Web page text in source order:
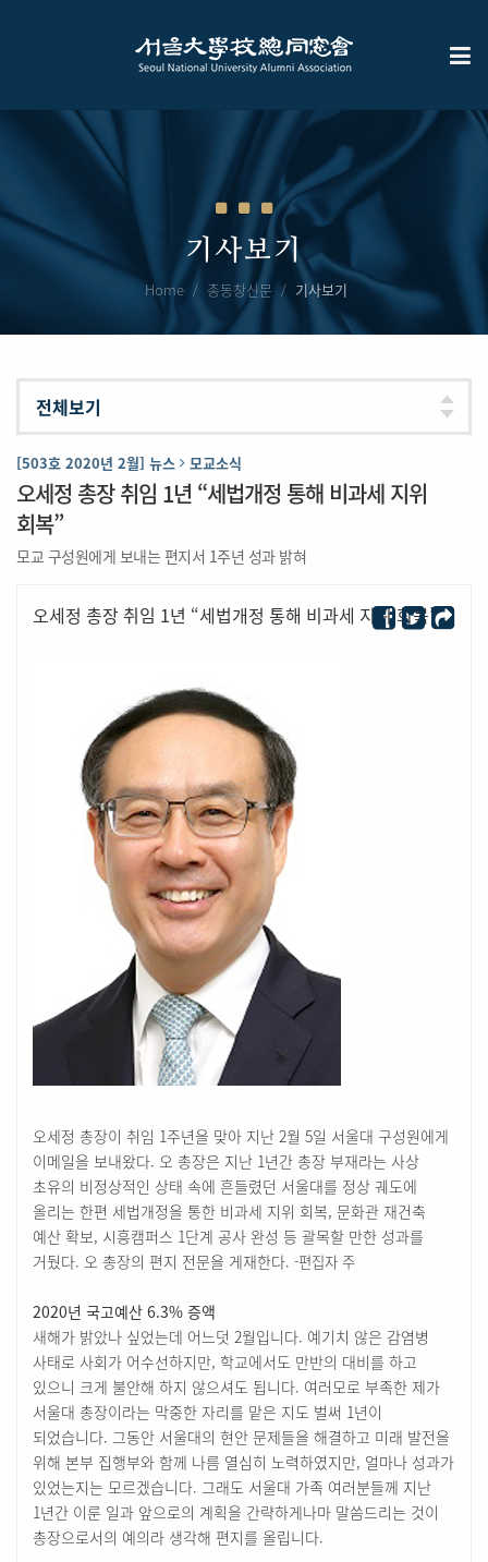
기사보기
Home 총동창신문 기사보기
[503호 2020년 2월] 뉴스 모교소식
오세정 총장 취임 1년 “세법개정 통해 비과세 지위
회복”
모교 구성원에게 보내는 편지서 1주년 성과 밝혀
오세정 총장 취임 1년 “세법개정 통해 비과세 지위 회복”
오세정 총장이 취임 1주년을 맞아 지난 2월 5일 서울대 구성원에게
이메일을 보내왔다. 오 총장은 지난 1년간 총장 부재라는 사상
초유의 비정상적인 상태 속에 흔들렸던 서울대를 정상 궤도에
올리는 한편 세법개정을 통한 비과세 지위 회복, 문화관 재건축
예산 확보, 시흥캠퍼스 1단계 공사 완성 등 괄목할 만한 성과를
거뒀다. 오 총장의 편지 전문을 게재한다. -편집자 주
2020년 국고예산 6.3% 증액
새해가 밝았나 싶었는데 어느덧 2월입니다. 예기치 않은 감염병
사태로 사회가 어수선하지만, 학교에서도 만반의 대비를 하고
있으니 크게 불안해 하지 않으셔도 됩니다. 여러모로 부족한 제가
서울대 총장이라는 막중한 자리를 맡은 지도 벌써 1년이
되었습니다. 그동안 서울대의 현안 문제들을 해결하고 미래 발전을
위해 본부 집행부와 함께 나름 열심히 노력하였지만, 얼마나 성과가
있었는지는 모르겠습니다. 그래도 서울대 가족 여러분들께 지난
1년간 이룬 일과 앞으로의 계획을 간략하게나마 말씀드리는 것이
총장으로서의 예의라 생각해 편지를 올립니다.